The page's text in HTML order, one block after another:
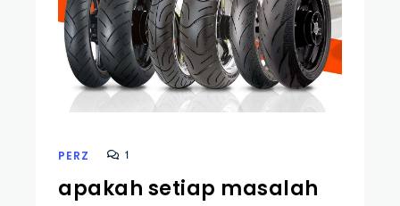
PERZ 1
apakah setiap masalah